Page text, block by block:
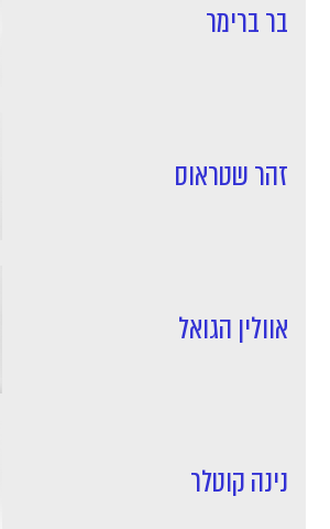
בר ברימר
זהר שטראוס
אוולין הגואל
נינה קוטלר